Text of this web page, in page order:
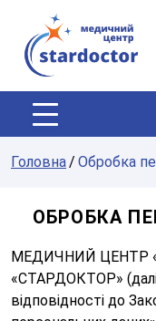
Головна
Головна Обробка
ОБРОБКА
МЕДИЧНИЙ ЦЕНТР
«СТАРДОКТОР»
відповідності до